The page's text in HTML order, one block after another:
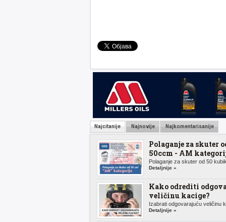
Najcitanije Najnovije Najkomentarisanije
Polaganje za skuter
50ccm - AM
Polaganje za skuter od 50
Detaljnije »
Kako odrediti
veličinu kacige?
Izabrati odgovarajuću veličinu
Detaljnije »